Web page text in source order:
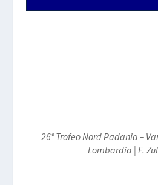
26° Trofeo Nord Padania –
Lombardia | F.